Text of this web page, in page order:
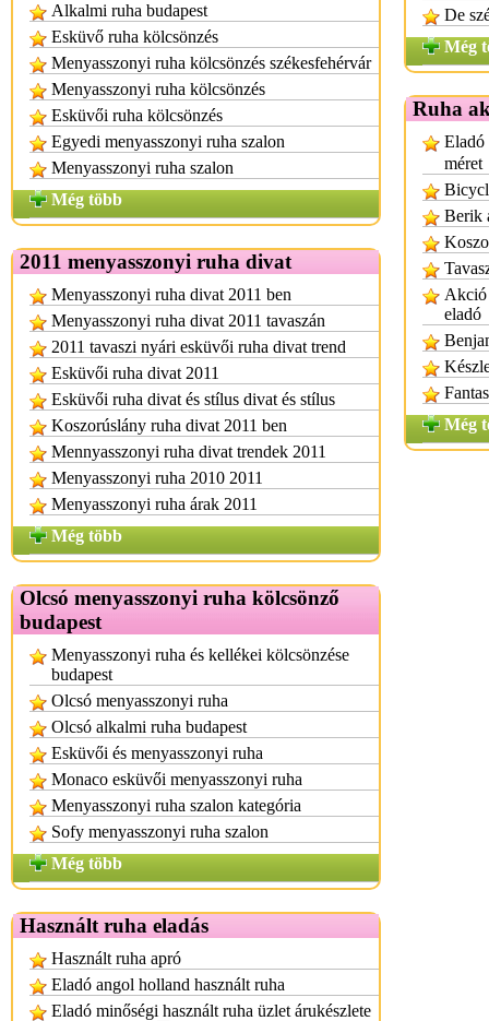
Alkalmi ruha budapest
Esküvő ruha kölcsönzés
Menyasszonyi ruha kölcsönzés székesfehérvár
Menyasszonyi ruha kölcsönzés
Esküvői ruha kölcsönzés
Egyedi menyasszonyi ruha szalon
Menyasszonyi ruha szalon
Még több
2011 menyasszonyi ruha divat
Menyasszonyi ruha divat 2011 ben
Menyasszonyi ruha divat 2011 tavaszán
2011 tavaszi nyári esküvői ruha divat trend
Esküvői ruha divat 2011
Esküvői ruha divat és stílus divat és stílus
Koszorúslány ruha divat 2011 ben
Mennyasszonyi ruha divat trendek 2011
Menyasszonyi ruha 2010 2011
Menyasszonyi ruha árak 2011
Még több
Olcsó menyasszonyi ruha kölcsönző
budapest
Menyasszonyi ruha és kellékei kölcsönzése
budapest
Olcsó menyasszonyi ruha
Olcsó alkalmi ruha budapest
Esküvői és menyasszonyi ruha
Monaco esküvői menyasszonyi ruha
Menyasszonyi ruha szalon kategória
Sofy menyasszonyi ruha szalon
Még több
Használt ruha eladás
Használt ruha apró
Eladó angol holland használt ruha
Eladó minőségi használt ruha üzlet árukészlete
De
Még
Ruha
Eladó
méret
Berik
Akció
eladó
Még